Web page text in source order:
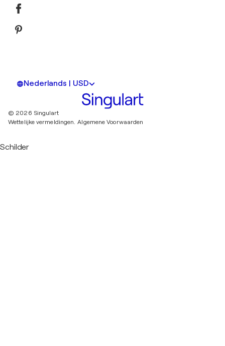
Nederlands | USD
© 2026 Singulart
Wettelijke vermeldingen. Algemene Voorwaarden
Schilder